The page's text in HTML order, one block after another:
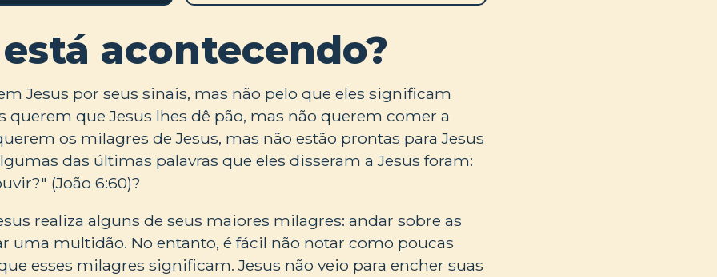
acontecendo?
Jesus por seus sinais, mas não pelo que eles significam
querem que Jesus lhes dê pão, mas não querem comer a
os milagres de Jesus, mas não estão prontas para Jesus
das últimas palavras que eles disseram a Jesus foram:
(João 6:60)?
realiza alguns de seus maiores milagres: andar sobre as
uma multidão. No entanto, é fácil não notar como poucas
esses milagres significam. Jesus não veio para encher suas